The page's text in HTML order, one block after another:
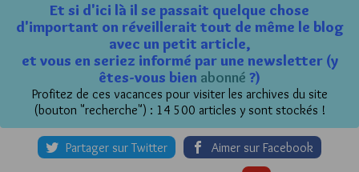
Et si d'ici là il se passait quelque chose
d'important on réveillerait tout de même le blog
avec un petit article,
et vous en seriez informé par une newsletter (y
êtes-vous bien abonné ?)
Profitez de ces vacances pour visiter les archives du site
(bouton "recherche") : 14 500 articles y sont stockés !
Partager sur Twitter Aimer sur Facebook